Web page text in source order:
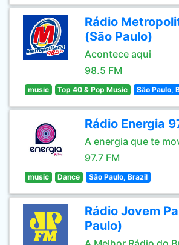
Rádio
(São Paulo)
Acontece aqui
98.5 FM
music Top 40 & Pop Music São Paulo,
Rádio Energia
A energia que te
97.7 FM
music Dance São Paulo, Brazil
Rádio Jovem
Paulo)